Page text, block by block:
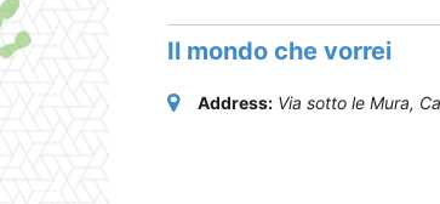
Il mondo che vorrei
Address: Via sotto le Mura,